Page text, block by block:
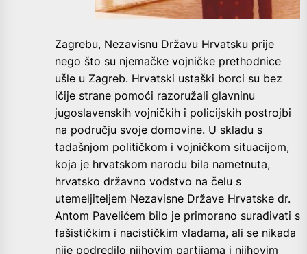
Zagrebu, Nezavisnu Državu Hrvatsku prije
nego što su njemačke vojničke prethodnice
ušle u Zagreb. Hrvatski ustaški borci su bez
ičije strane pomoći razoružali glavninu
jugoslavenskih vojničkih i policijskih postrojbi
na području svoje domovine. U skladu s
tadašnjom političkom i vojničkom situacijom,
koja je hrvatskom narodu bila nametnuta,
hrvatsko državno vodstvo na čelu s
utemeljiteljem Nezavisne Države Hrvatske dr.
Antom Pavelićem bilo je primorano surađivati s
fašističkim i nacističkim vladama, ali se nikada
nije podredilo njihovim partijama i njihovim